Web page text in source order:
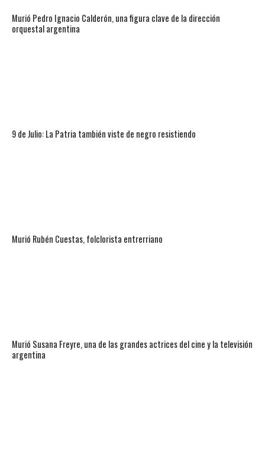
Murió Pedro Ignacio Calderón, una figura clave de la dirección
orquestal argentina
9 de Julio: La Patria también viste de negro resistiendo
Murió Rubén Cuestas, folclorista entrerriano
Murió Susana Freyre, una de las grandes actrices del cine y la televisión
argentina